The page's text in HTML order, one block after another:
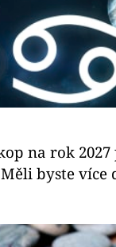
na rok 2027
byste více